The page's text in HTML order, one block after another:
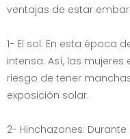
ventajas de estar
1- El sol: En esta época
intensa. Así, las
riesgo de tener
exposición solar.
2- Hinchazones: